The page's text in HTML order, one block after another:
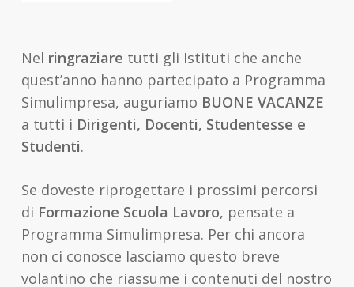
Nel ringraziare tutti gli Istituti che anche
quest’anno hanno partecipato a Programma
Simulimpresa, auguriamo BUONE VACANZE
a tutti i Dirigenti, Docenti, Studentesse e
Studenti.
Se doveste riprogettare i prossimi percorsi
di Formazione Scuola Lavoro, pensate a
Programma Simulimpresa. Per chi ancora
non ci conosce lasciamo questo breve
volantino che riassume i contenuti del nostro